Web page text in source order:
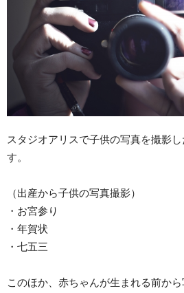
スタジオアリスで子供の写真を撮影
す。
（出産から子供の写真撮影）
・お宮参り
・年賀状
・七五三
このほか、赤ちゃんが生まれる前か